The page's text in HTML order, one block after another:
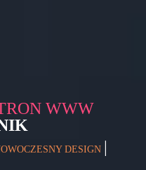
WWW
DESIGN |